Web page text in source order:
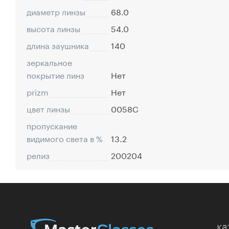
диаметр линзы
68.0
высота линзы
54.0
длина заушника
140
зеркальное
покрытие линз
Нет
prizm
Нет
цвет линзы
0058C
пропускание
видимого света в %
13.2
релиз
200204